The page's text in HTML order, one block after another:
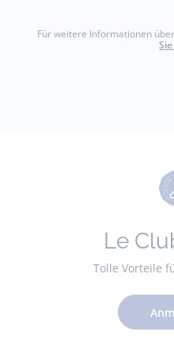
Für weitere Informationen
Le
Tolle Vorteile